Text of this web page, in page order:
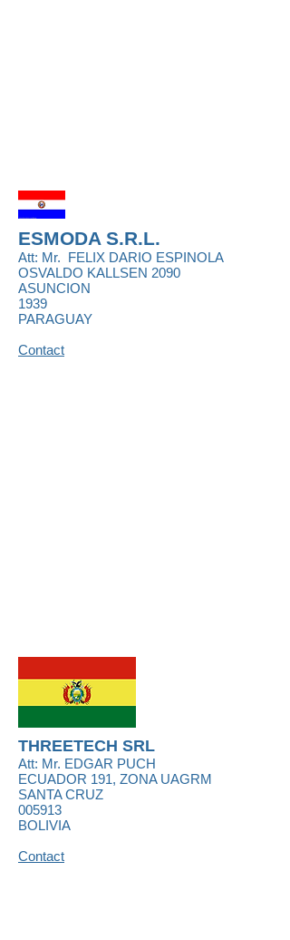
ESMODA S.R.L.
Att: Mr. FELIX DARIO ESPINOLA
OSVALDO KALLSEN 2090
ASUNCION
1939
PARAGUAY
Contact
THREETECH SRL
Att: Mr. EDGAR PUCH
ECUADOR 191, ZONA UAGRM
SANTA CRUZ
005913
BOLIVIA
Contact